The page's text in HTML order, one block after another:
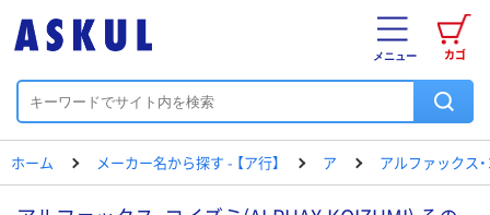
カゴ
メニュー
ホーム メーカー名から探す - 【ア行】 ア アルファックス